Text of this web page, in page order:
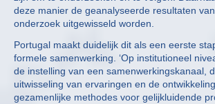
deze manier de geanalyseerde resultaten
onderzoek uitgewisseld worden.
Portugal maakt duidelijk dit als een eerste
formele samenwerking. ‘Op institutioneel
de instelling van een samenwerkingskanaal,
uitwisseling van ervaringen en de
gezamenlijke methodes voor gelijkluidende